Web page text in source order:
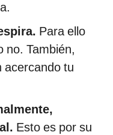
Para ello
no. También,
acercando tu
Esto es por su